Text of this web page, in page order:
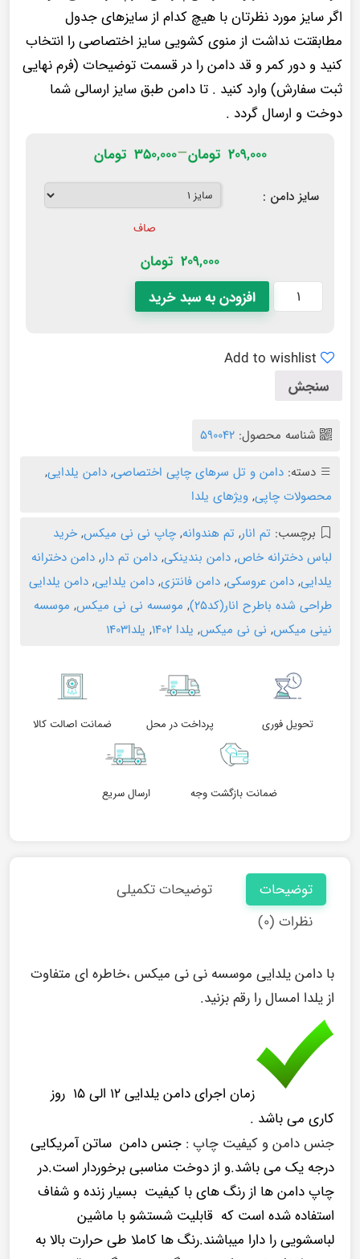
اگر سایز مورد نظرتان با هیچ کدام از سایزهای جدول
مطابقتت نداشت از منوی کشویی سایز اختصاصی را انتخاب
کنید و دور کمر و قد دامن را در قسمت توضیحات (فرم نهایی
ثبت سفارش) وارد کنید . تا دامن طبق سایز ارسالی شما
دوخت و ارسال گردد .
۲۰۹,۰۰۰ تومان–۳۵۰,۰۰۰ تومان
سایز دامن :
صاف
209,000 تومان
افزودن به سبد خرید
Add to wishlist
سنجش
شناسه محصول: 590042
دسته: دامن و تل سرهای چاپی اختصاصی, دامن یلدایی,
محصولات چاپی, ویژهای یلدا
برچسب: تم انار, تم هندوانه, چاپ نی نی میکس, خرید
لباس دخترانه خاص, دامن بندینکی, دامن تم دار, دامن دخترانه
یلدایی, دامن عروسکی, دامن فانتزی, دامن یلدایی, دامن یلدایی
طراحی شده باطرح انار(کد۲۵)
, موسسه نی نی میکس, موسسه
نینی میکس, نی نی میکس, یلدا ۱۴۰۲ , یلدا۱۴۰۳
تحویل فوری پرداخت در محل ضمانت اصالت کالا
ضمانت بازگشت وجه ارسال سریع
توضیحات
توضیحات تکمیلی
نظرات (۰)
با دامن یلدایی موسسه نی نی میکس ،خاطره ای متفاوت
از یلدا امسال را رقم بزنید.
زمان اجرای دامن یلدایی ۱۲ الی ۱۵ روز
کاری می باشد .
جنس دامن و کیفیت چاپ : جنس دامن ساتن آمریکایی
درجه یک می باشد.و از دوخت مناسبی برخوردار است.در
چاپ دامن ها از رنگ های با کیفیت بسیار زنده و شفاف
استفاده شده است که قابلیت شستشو با ماشین
لباسشویی را دارا میباشند.رنگ ها کاملا طی حرارت بالا به